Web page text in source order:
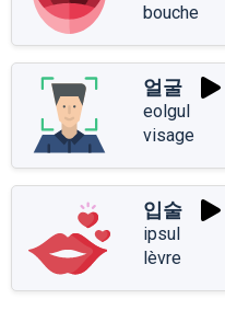
bouche
얼굴
eolgul
visage
입술
ipsul
lèvre